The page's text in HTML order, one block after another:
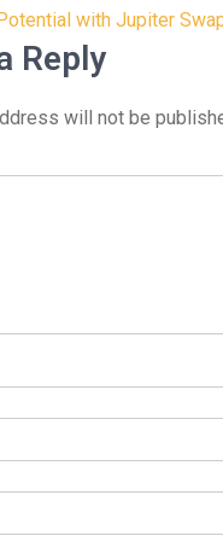
with Jupiter
Reply
will not be